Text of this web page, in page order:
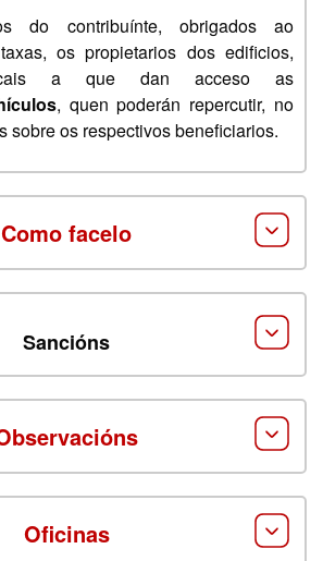
do contribuínte, obrigados ao
os propietarios dos edificios,
a que dan acceso as
, quen poderán repercutir, no
sobre os respectivos beneficiarios.
Como facelo
Sancións
Oficinas